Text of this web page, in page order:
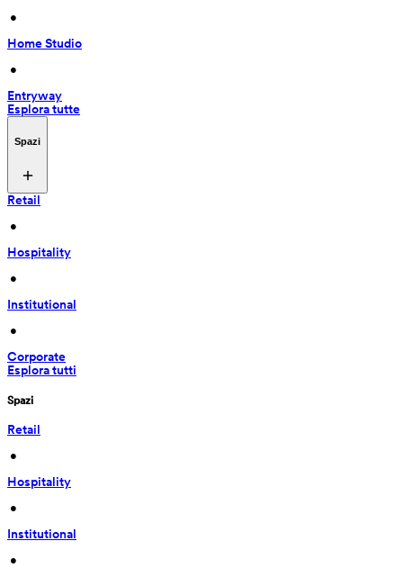
•
Home Studio
•
Entryway
Esplora tutte
Spazi
Retail
•
Hospitality
•
Institutional
•
Corporate
Esplora tutti
Spazi
Retail
•
Hospitality
•
Institutional
•